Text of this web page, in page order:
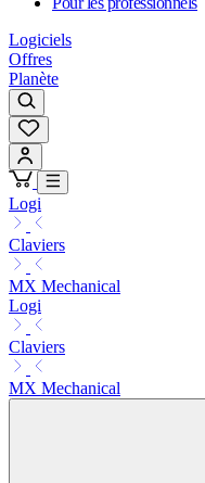
Logiciels
Offres
Planète
Logi
Claviers
MX Mechanical
Logi
Claviers
MX Mechanical